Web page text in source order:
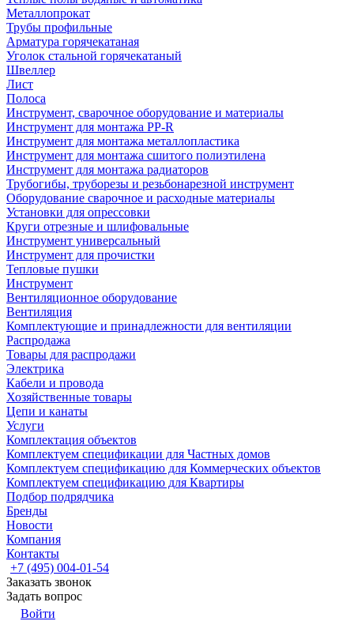
Металлопрокат
Трубы профильные
Арматура горячекатаная
Уголок стальной горячекатаный
Швеллер
Лист
Полоса
Инструмент, сварочное оборудование и материалы
Инструмент для монтажа PP-R
Инструмент для монтажа металлопластика
Инструмент для монтажа сшитого полиэтилена
Инструмент для монтажа радиаторов
Трубогибы, труборезы и резьбонарезной инструмент
Оборудование сварочное и расходные материалы
Установки для опрессовки
Круги отрезные и шлифовальные
Инструмент универсальный
Инструмент для прочистки
Тепловые пушки
Инструмент
Вентиляционное оборудование
Вентиляция
Комплектующие и принадлежности для вентиляции
Распродажа
Товары для распродажи
Электрика
Кабели и провода
Хозяйственные товары
Цепи и канаты
Услуги
Комплектация объектов
Комплектуем спецификации для Частных домов
Комплектуем спецификацию для Коммерческих объектов
Комплектуем спецификацию для Квартиры
Подбор подрядчика
Бренды
Новости
Компания
Контакты
+7 (495) 004-01-54
Заказать звонок
Задать вопрос
Войти